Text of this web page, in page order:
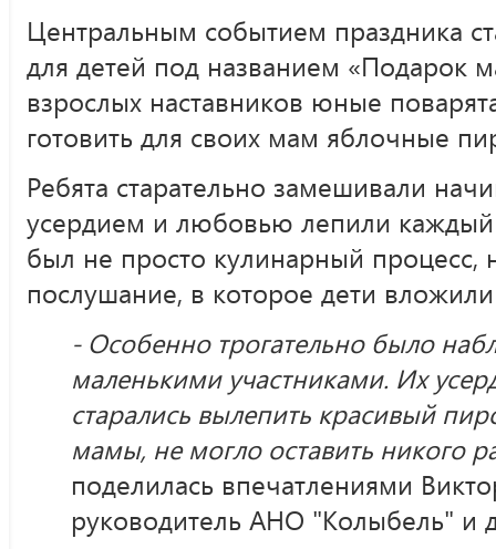
Центральным событием праздника
для детей под названием «Подарок
взрослых наставников юные
готовить для своих мам яблочные
Ребята старательно замешивали
усердием и любовью лепили
был не просто кулинарный процесс,
послушание, в которое дети
- Особенно трогательно было
маленькими участниками. Их
старались вылепить красивый
мамы, не могло оставить никого
поделилась впечатлениями
руководитель АНО "Колыбель" и